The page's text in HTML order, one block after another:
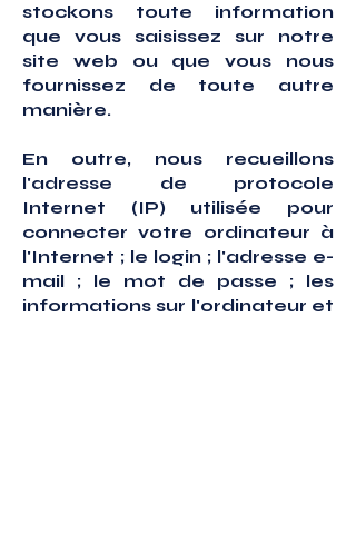
stockons toute information
que vous saisissez sur notre
site web ou que vous nous
fournissez de toute autre
manière.
En outre, nous recueillons
l'adresse de protocole
Internet (IP) utilisée pour
connecter votre ordinateur à
l'Internet ; le login ; l'adresse e-
mail ; le mot de passe ; les
informations sur l'ordinateur et